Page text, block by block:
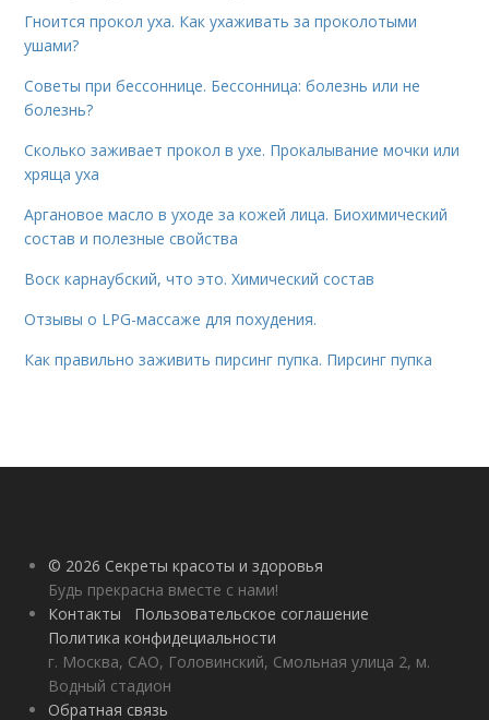
Гноится прокол уха. Как ухаживать за проколотыми
ушами?
Советы при бессоннице. Бессонница: болезнь или не
болезнь?
Сколько заживает прокол в ухе. Прокалывание мочки или
хряща уха
Аргановое масло в уходе за кожей лица. Биохимический
состав и полезные свойства
Воск карнаубский, что это. Химический состав
Отзывы о LPG-массаже для похудения.
Как правильно заживить пирсинг пупка. Пирсинг пупка
© 2026 Секреты красоты и здоровья
Будь прекрасна вместе с нами!
Контакты
Пользовательское соглашение
Политика конфидециальности
г. Москва, САО, Головинский, Смольная улица 2, м.
Водный стадион
Обратная связь